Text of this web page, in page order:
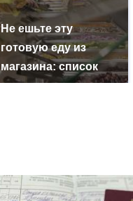
Не ешьте эту
готовую еду из
магазина: список